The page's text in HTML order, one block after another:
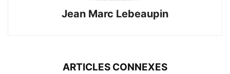
Jean Marc Lebeaupin
ARTICLES CONNEXES